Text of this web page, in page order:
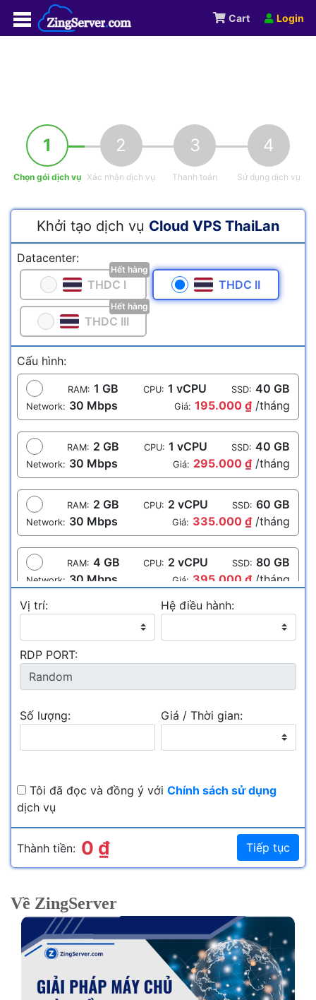
Cart Login
1
Chọn gói dịch vụ
2
Xác nhận dịch vụ
3
Thanh toán
4
Sử dụng dịch vụ
Khởi tạo dịch vụ Cloud VPS ThaiLan
Datacenter:
THDC I
Hết hàng
THDC II
THDC III
Hết hàng
Cấu hình:
RAM: 1 GB CPU: 1 vCPU SSD: 40 GB
Network: 30 Mbps Giá: 195.000 ₫ /tháng
RAM: 2 GB CPU: 1 vCPU SSD: 40 GB
Network: 30 Mbps Giá: 295.000 ₫ /tháng
RAM: 2 GB CPU: 2 vCPU SSD: 60 GB
Network: 30 Mbps Giá: 335.000 ₫ /tháng
RAM: 4 GB CPU: 2 vCPU SSD: 80 GB
Network: 30 Mbps Giá: 395.000 ₫ /tháng
CPU: 100 GB
Network: 30 Mbps Giá: 929.000 ₫ /tháng
RAM:
Vị trí: Hệ điều hành:
RDP PORT:
Số lượng: Giá / Thời gian:
Tôi đã đọc và đồng ý với Chính sách sử dụng
dịch vụ
Thành tiền: 0 ₫ Tiếp tục
Về ZingServer